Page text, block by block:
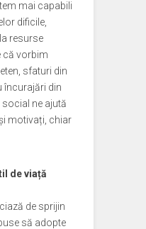
mai capabili
dificile,
resurse
că vorbim
sfaturi din
încurajări din
ne ajută
motivați, chiar
de viață
de sprijin
să adopte